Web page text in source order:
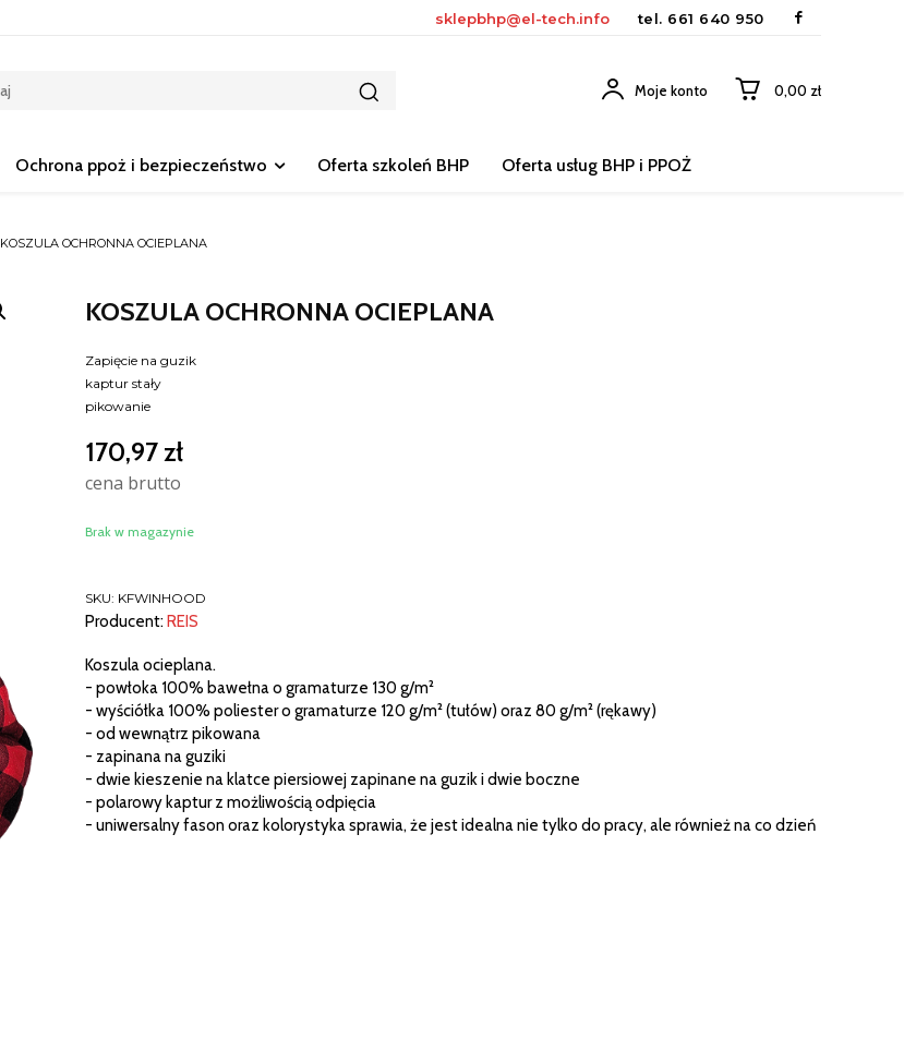
sklepbhp@el-tech.info tel. 661 640 950
Moje konto 0,00 zł
Ochrona ppoż i bezpieczeństwo Oferta szkoleń BHP Oferta usług BHP i PPOŻ
KOSZULA OCHRONNA OCIEPLANA
KOSZULA OCHRONNA OCIEPLANA
Zapięcie na guzik
kaptur stały
pikowanie
170,97zł
cena brutto
Brak w magazynie
SKU: KFWINHOOD
Producent:REIS
Koszula ocieplana.
- powłoka 100% bawełna o gramaturze 130 g/m²
- wyściółka 100% poliester o gramaturze 120 g/m² (tułów) oraz 80 g/m² (rękawy)
- od wewnątrz pikowana
- zapinana na guziki
- dwie kieszenie na klatce piersiowej zapinane na guzik i dwie boczne
- polarowy kaptur z możliwością odpięcia
- uniwersalny fason oraz kolorystyka sprawia, że jest idealna nie tylko do pracy, ale również na co dzień